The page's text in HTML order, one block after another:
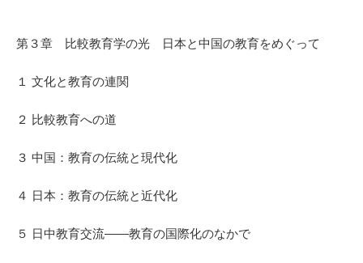
第３章 比較教育学の光 日本と中国の教育をめぐって
１ 文化と教育の連関
２ 比較教育への道
３ 中国：教育の伝統と現代化
４ 日本：教育の伝統と近代化
５ 日中教育交流――教育の国際化のなかで